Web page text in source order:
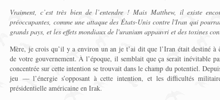
Vraiment, c’est très bien de l’entendre ! Mais Matthew, il existe
préoccupantes, comme une attaque des États-Unis contre l'Iran qui
grands pays, et les effets mondiaux de l'uranium appauvri et des toxines
Mère, je crois qu’il y a environ un an je t’ai dit que l’Iran était destiné à
de votre gouvernement. À l’époque, il semblait que ça serait inévitable
concentrée sur cette intention se trouvait dans le champ du potentiel.
jeu — l’énergie s’opposant à cette intention, et les difficultés
présidentielle américaine en Irak.